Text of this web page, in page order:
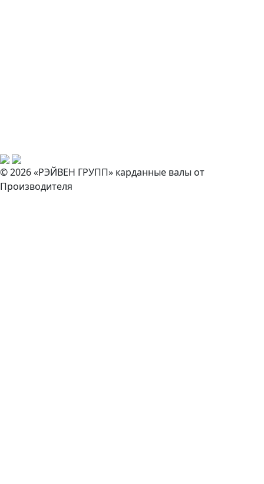
© 2026 «РЭЙВЕН ГРУПП» карданные валы от
Производителя